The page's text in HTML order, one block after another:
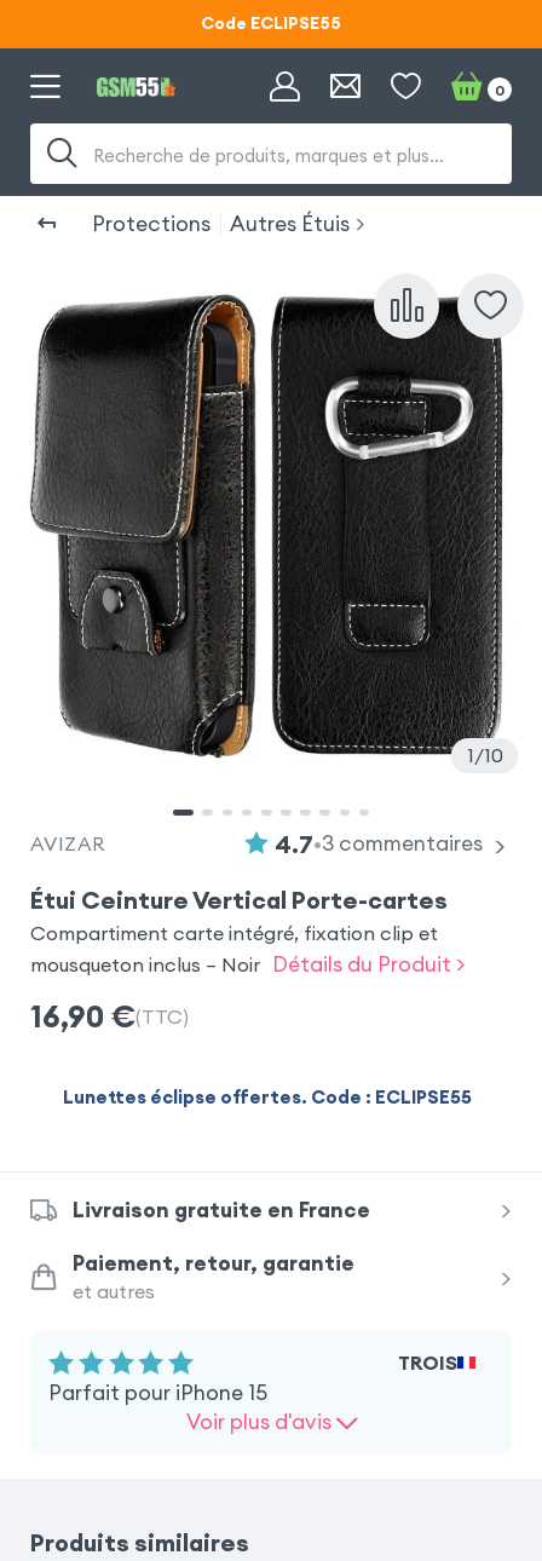
Lunettes d'éclipse OFFERTES
Code ECLIPSE55
Recherche de produits, marques et plus…
0
Protections Autres Étuis
1 10
AVIZAR 4.7•3 commentaires
Étui Ceinture Vertical Porte-cartes
Compartiment carte intégré, fixation clip et
mousqueton inclus – Noir
Détails du Produit >
16,90 €(TTC)
Lunettes éclipse offertes. Code : ECLIPSE55
Livraison gratuite en France
Paiement, retour, garantie
et autres
TROIS
Parfait pour iPhone 15
Voir plus d'avis
Produits similaires